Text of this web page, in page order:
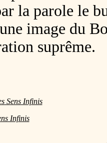
la parole le
image du
suprême.
Sens Infinis
Infinis